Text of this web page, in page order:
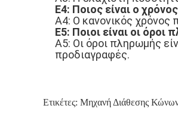
Ε4: Ποιος είναι ο
Α4: Ο κανονικός χρόνος
Ε5: Ποιοι είναι οι
Α5: Οι όροι πληρωμής
προδιαγραφές.
Ετικέτες: Μηχανή Διάθεσης